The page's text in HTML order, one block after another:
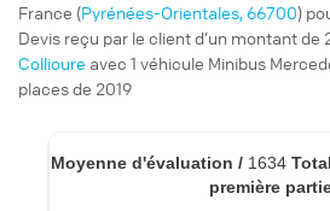
France (Pyrénées-Orientales, 66700)
Devis reçu par le client d’un montant de
Collioure avec 1 véhicule Minibus
places de 2019
Moyenne d'évaluation / 1634
première